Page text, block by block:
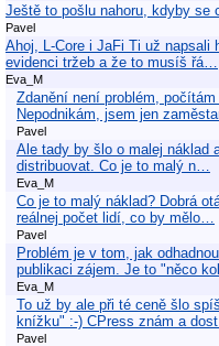
Ještě to pošlu nahoru, kdyby se
Pavel
Ahoj, L-Core i JaFi Ti už
evidenci tržeb a že to musíš řá…
Eva_M
Zdanění není problém,
Nepodnikám, jsem jen
Pavel
Ale tady by šlo o malej náklad
distribuovat. Co je to malý n…
Eva_M
Co je to malý náklad? Dobrá
reálnej počet lidí, co by mělo…
Pavel
Problém je v tom, jak
publikaci zájem. Je to "něco
Eva_M
To už by ale při té ceně šlo
knížku" :-) CPress znám a
Pavel